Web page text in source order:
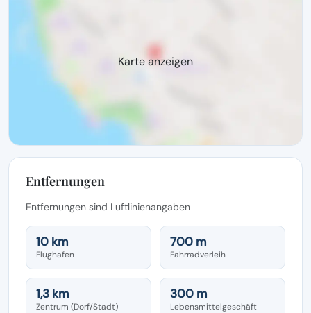
Karte anzeigen
Entfernungen
Entfernungen sind Luftlinienangaben
10 km
Flughafen
700 m
Fahrradverleih
1,3 km
Zentrum (Dorf/Stadt)
300 m
Lebensmittelgeschäft